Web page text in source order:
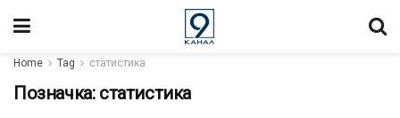
Home Tag статистика
Позначка: статистика